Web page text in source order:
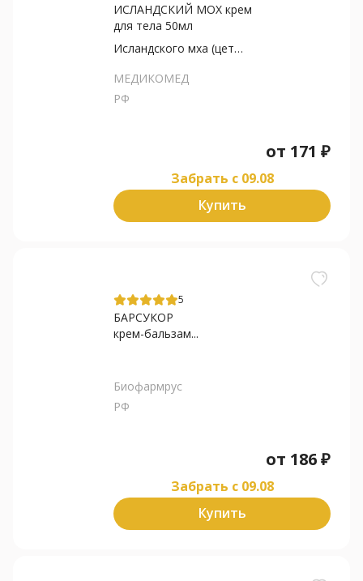
ИСЛАНДСКИЙ МОХ крем
для тела 50мл
Исландского мха (цетрарии)...
МЕДИКОМЕД
РФ
от 171 ₽
Забрать c 09.08
Купить
5
БАРСУКОР
крем-бальзам...
Биофармрус
РФ
от 186₽
Забрать c 09.08
Купить